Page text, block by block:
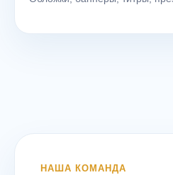
НАША КОМАНДА